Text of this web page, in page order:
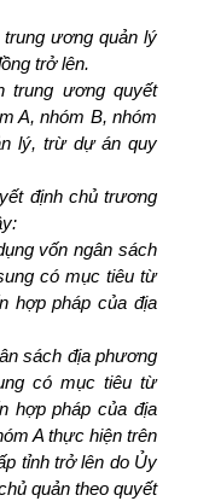
ương quản lý
trở lên.
trung ương quyết
A, nhóm B, nhóm
lý, trừ dự án quy
định chủ trương
vốn ngân sách
có mục tiêu từ
hợp pháp của địa
sách địa phương
có mục tiêu từ
hợp pháp của địa
A thực hiện trên
tỉnh trở lên do Ủy
quản theo quyết